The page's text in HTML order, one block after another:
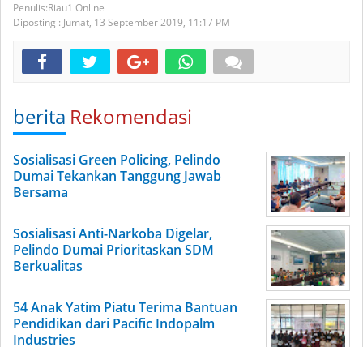
Riau1 Online
Diposting : Jumat, 13 September 2019, 11:17 PM
berita Rekomendasi
Sosialisasi Green Policing, Pelindo
Dumai Tekankan Tanggung Jawab
Bersama
Sosialisasi Anti-Narkoba Digelar,
Pelindo Dumai Prioritaskan SDM
Berkualitas
54 Anak Yatim Piatu Terima Bantuan
Pendidikan dari Pacific Indopalm
Industries